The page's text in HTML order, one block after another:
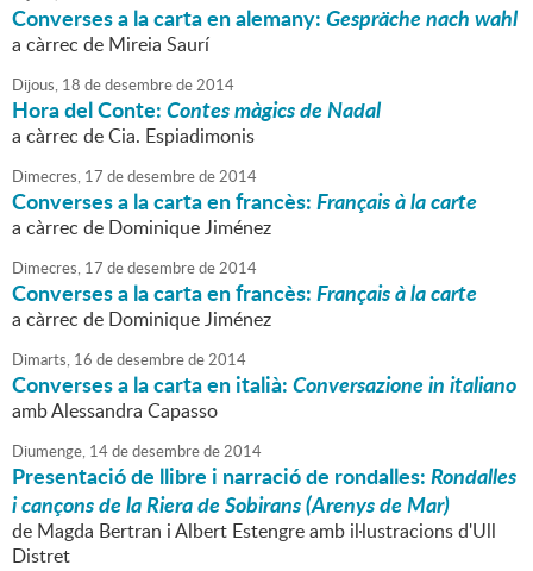
Converses a la carta en alemany:Gespräche nach wahl
a càrrec de Mireia Saurí
Dijous, 18 dedesembrede2014
Hora del Conte:Contes màgics de Nadal
a càrrec de Cia. Espiadimonis
Dimecres, 17 dedesembrede2014
Converses a la carta en francès:Français à la carte
a càrrec de Dominique Jiménez
Dimecres, 17 dedesembrede2014
Converses a la carta en francès:Français à la carte
a càrrec de Dominique Jiménez
Dimarts, 16 dedesembrede2014
Converses a la carta en italià:Conversazione in italiano
amb Alessandra Capasso
Diumenge, 14dedesembrede2014
Presentació de llibre i narració de rondalles:Rondalles
i cançons de la Riera de Sobirans (Arenys de Mar)
de Magda Bertran i Albert Estengre amb il·lustracions d'Ull
Distret